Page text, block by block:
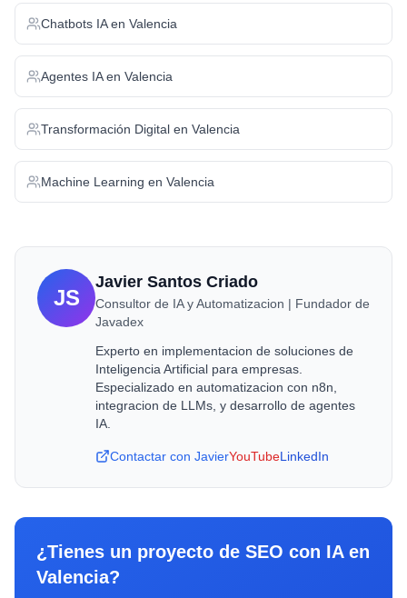
Chatbots IAen Valencia
Agentes IAen Valencia
Transformación Digital en Valencia
Machine Learning en Valencia
JS
Javier Santos Criado
Consultor de IA y Automatizacion | Fundador de
Javadex
Experto en implementacion de soluciones de
Inteligencia Artificial para empresas.
Especializado en automatizacion con n8n,
integracion de LLMs, y desarrollo de agentes
IA.
Contactar con JavierYouTubeLinkedIn
¿Tienes un proyecto de SEO con IAen
Valencia?